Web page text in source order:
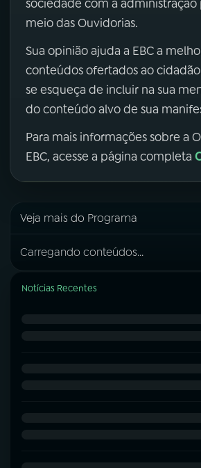
sociedade com a
meio das Ouvidorias.
Sua opinião ajuda a EBC a
conteúdos ofertados ao
se esqueça de incluir na sua
do conteúdo alvo de sua
Para mais informações sobre a
EBC, acesse a página completa
Veja mais do Programa
Carregando conteúdos...
Notícias Recentes